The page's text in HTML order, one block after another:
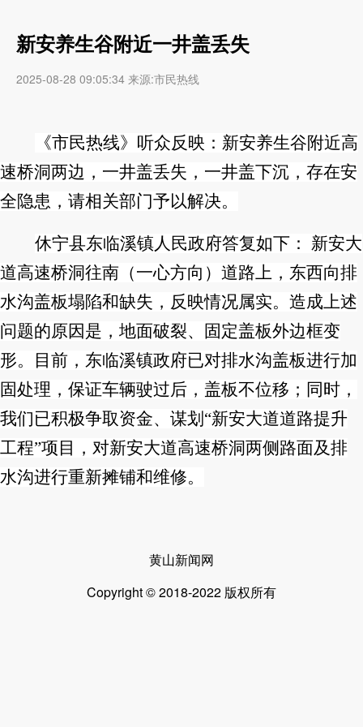
新安养生谷附近一井盖丢失
2025-08-28 09:05:34 来源:市民热线
《市民热线》听众反映：新安养生谷附近高
速桥洞两边，一井盖丢失，一井盖下沉，存在安
全隐患，请相关部门予以解决。
休宁县东临溪镇人民政府答复如下：
新安大
道高速桥洞往南（一心方向）道路上，东西向排
水沟盖板塌陷和缺失，反映情况属实。造成上述
问题的原因是，地面破裂、固定盖板外边框变
形。目前，东临溪镇政府已对排水沟盖板进行加
固处理，保证车辆驶过后，盖板不位移；同时，
我们已积极争取资金、谋划 “新安大道道路提升
工程”项目，对新安大道高速桥洞两侧路面及排
水沟进行重新摊铺和维修。
黄山新闻网
Copyright © 2018-2022 版权所有